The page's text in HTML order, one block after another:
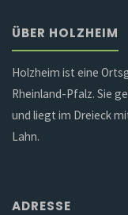
ÜBER HOLZHEIM
Holzheim ist eine
Rheinland-Pfalz. Sie
und liegt im Dreieck
Lahn.
ADRESSE